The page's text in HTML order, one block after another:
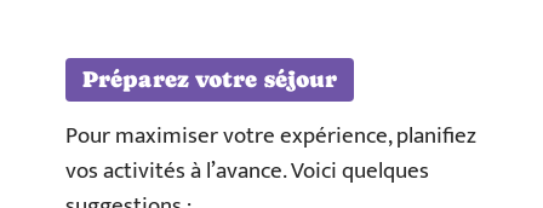
Préparez votre séjour
Pour maximiser votre expérience, planifiez
vos activités à l’avance. Voici quelques